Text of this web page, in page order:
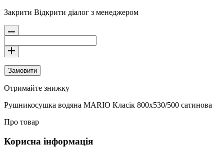
Закрити Відкрити діалог з менеджером
Замовити
Отримайте знижку
Рушникосушка водяна MARIO Класік 800х530/500 сатинова
Про товар
Корисна інформація